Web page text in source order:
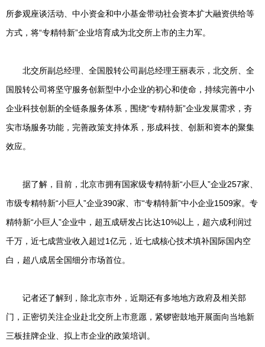
所参观座谈活动、中小资金和中小基金带动社会资本扩大融资供给等
方式，将“专精特新”企业培育成为北交所上市的主力军。
北交所副总经理、全国股转公司副总经理王丽表示，北交所、全
国股转公司将坚守服务创新型中小企业的初心和使命，持续完善中小
企业科技创新的全链条服务体系，围绕“专精特新”企业发展需求，夯
实市场服务功能，完善政策支持体系，形成科技、创新和资本的聚集
效应。
据了解，目前，北京市拥有国家级专精特新“小巨人”企业257家、
市级专精特新“小巨人”企业390家、市“专精特新”中小企业1509家。专
精特新“小巨人”企业中，超五成研发占比达10%以上，超六成利润过
千万，近七成营业收入超过1亿元，近七成核心技术填补国际国内空
白，超八成居全国细分市场首位。
记者还了解到，除北京市外，近期还有多地地方政府及相关部
门，正密切关注企业赴北交所上市意愿，紧锣密鼓地开展面向当地新
三板挂牌企业、拟上市企业的政策培训。